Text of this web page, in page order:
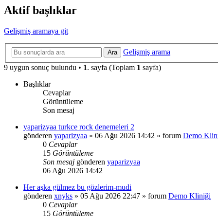
Aktif başlıklar
Gelişmiş aramaya git
Ara
Gelişmiş arama
9 uygun sonuç bulundu • 1. sayfa (Toplam 1 sayfa)
Başlıklar
Cevaplar
Görüntüleme
Son mesaj
yaparizyaa turkce rock denemeleri 2
gönderen yaparizyaa » 06 Ağu 2026 14:42 » forum Demo
0 Cevaplar
15 Görüntüleme
Son mesaj gönderen yaparizyaa
06 Ağu 2026 14:42
Her aşka gülmez bu gözlerim-mudi
gönderen xnyks » 05 Ağu 2026 22:47 » forum Demo Kliniği
0 Cevaplar
15 Görüntüleme